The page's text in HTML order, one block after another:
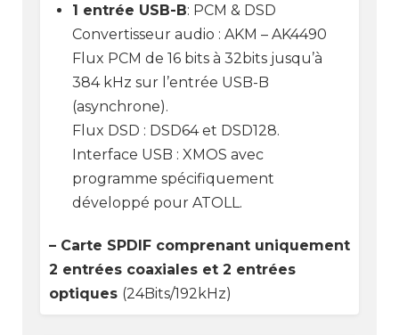
1 entrée USB-B: PCM & DSD
Convertisseur audio : AKM – AK4490
Flux PCM de 16 bits à 32bits jusqu’à
384 kHz sur l’entrée USB-B
(asynchrone).
Flux DSD : DSD64 et DSD128.
Interface USB : XMOS avec
programme spécifiquement
développé pour ATOLL.
– Carte SPDIF comprenant uniquement
2 entrées coaxiales et 2 entrées
optiques (24Bits/192kHz)